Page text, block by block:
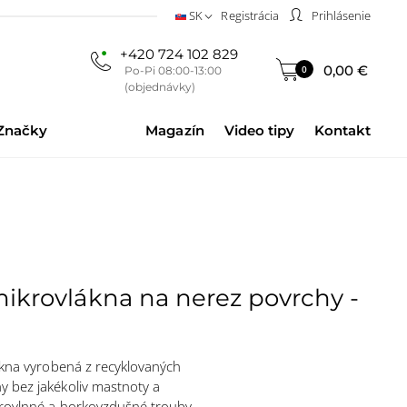
SK Registrácia Prihlásenie
+420 724 102 829
Po-Pi 08:00-13:00
(objednávky)
0 0,00 €
Magazín Video tipy Kontakt
na nerez povrchy -
vyrobená z recyklovaných
bez jakékoliv mastnoty a